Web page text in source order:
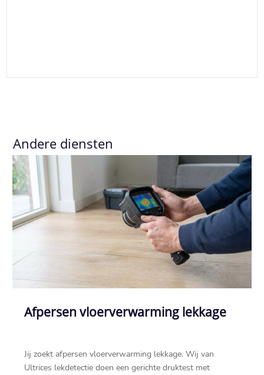
Andere diensten
Afpersen vloerverwarming lekkage
Jij zoekt afpersen vloerverwarming lekkage. Wij van
Ultrices lekdetectie doen een gerichte druktest met